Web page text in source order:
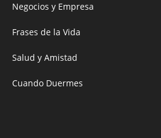
Negocios y Empresa
Frases de la Vida
Salud y Amistad
Cuando Duermes